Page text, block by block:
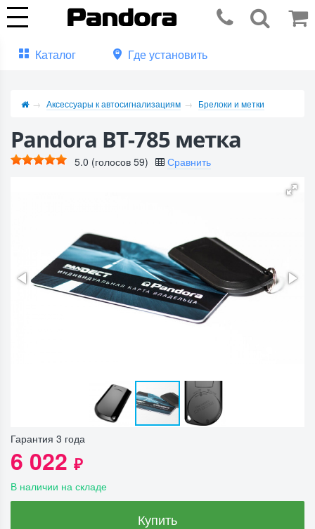
Каталог Где установить
Аксессуары к автосигнализациям Брелоки и метки
Pandora BT-785 метка
5.0 (голосов59) Сравнить
Гарантия 3 года
6 022 ₽
В наличии на складе
Купить